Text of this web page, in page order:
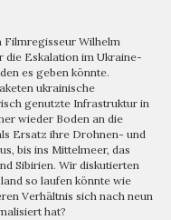
Filmregisseur Wilhelm
die Eskalation im Ukraine-
es geben könnte.
ukrainische
genutzte Infrastruktur in
wieder Boden an die
Ersatz ihre Drohnen- und
bis ins Mittelmeer, das
Sibirien. Wir diskutierten
so laufen könnte wie
Verhältnis sich nach neun
hat?